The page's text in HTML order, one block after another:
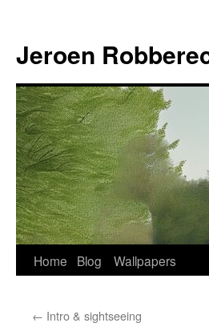
Jeroen
Skip
content
Home Blog Wallpapers
← Intro & sightseeing